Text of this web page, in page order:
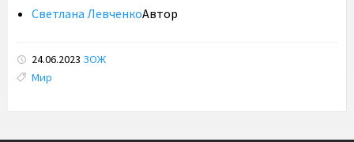
Светлана ЛевченкоАвтор
24.06.2023 ЗОЖ
Tags:
Мир